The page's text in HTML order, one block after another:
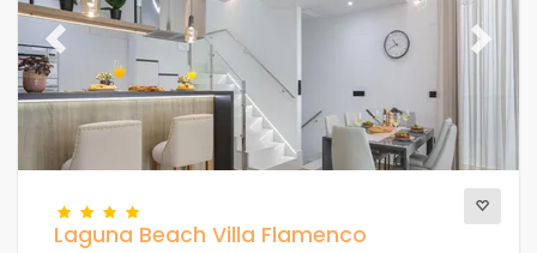
Previous Next
Laguna Beach Villa Flamenco